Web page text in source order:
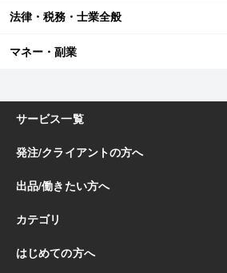
法律・税務・士業全般
マネー・副業